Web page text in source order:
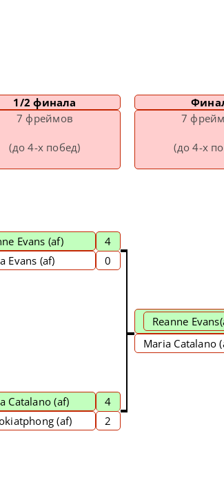
1/2 финала
7 фреймов
(до 4-х побед)
7
(до 4-х
Evans (af)
4
Evans (af)
0
Reanne Evans
Maria Catalano
Catalano(af)
4
(af)
2